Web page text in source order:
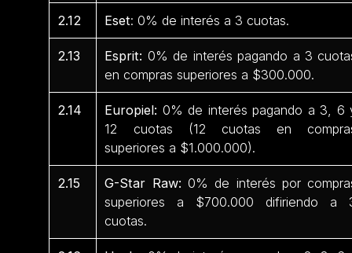
2.12 Eset: 0% de interés a 3 cuotas.
2.13 Esprit: 0% de interés pagando a 3
en compras superiores a $300.000.
2.14 Europiel: 0% de interés pagando a 3, 6
12 cuotas (12 cuotas en
superiores a $1.000.000).
2.15 G-Star Raw: 0% de interés por
superiores a $700.000 difiriendo a
cuotas.